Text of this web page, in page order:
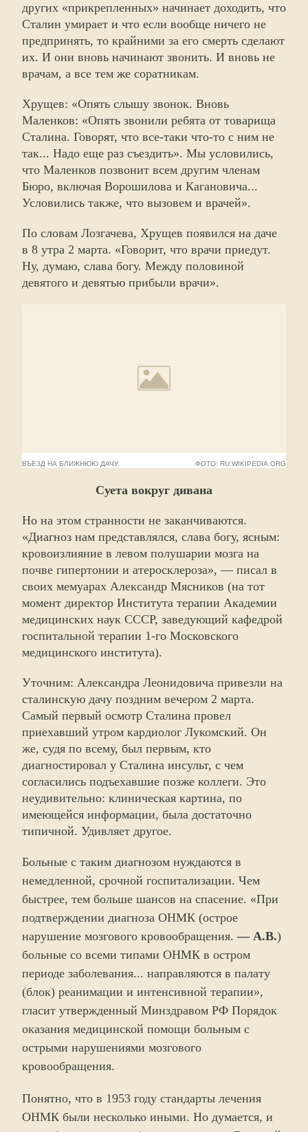
других «прикрепленных» начинает доходить, что
Сталин умирает и что если вообще ничего не
предпринять, то крайними за его смерть сделают
их. И они вновь начинают звонить. И вновь не
врачам, а все тем же соратникам.
Хрущев: «Опять слышу звонок. Вновь
Маленков: «Опять звонили ребята от товарища
Сталина. Говорят, что все-таки что-то с ним не
так... Надо еще раз съездить». Мы условились,
что Маленков позвонит всем другим членам
Бюро, включая Ворошилова и Кагановича...
Условились также, что вызовем и врачей».
По словам Лозгачева, Хрущев появился на даче
в 8 утра 2 марта. «Говорит, что врачи приедут.
Ну, думаю, слава богу. Между половиной
девятого и девятью прибыли врачи».
ВЪЕЗД НА БЛИЖНЮЮ ДАЧУ. ФОТО: RU.WIKIPEDIA.ORG
Суета вокруг дивана
Но на этом странности не заканчиваются.
«Диагноз нам представлялся, слава богу, ясным:
кровоизлияние в левом полушарии мозга на
почве гипертонии и атеросклероза», — писал в
своих мемуарах Александр Мясников (на тот
момент директор Института терапии Академии
медицинских наук СССР, заведующий кафедрой
госпитальной терапии 1-го Московского
медицинского института).
Уточним: Александра Леонидовича привезли на
сталинскую дачу поздним вечером 2 марта.
Самый первый осмотр Сталина провел
приехавший утром кардиолог Лукомский. Он
же, судя по всему, был первым, кто
диагностировал у Сталина инсульт, с чем
согласились подъехавшие позже коллеги. Это
неудивительно: клиническая картина, по
имеющейся информации, была достаточно
типичной. Удивляет другое.
Больные с таким диагнозом нуждаются в
немедленной, срочной госпитализации. Чем
быстрее, тем больше шансов на спасение. «При
подтверждении диагноза ОНМК (острое
нарушение мозгового кровообращения. — А.В.)
больные со всеми типами ОНМК в остром
периоде заболевания... направляются в палату
(блок) реанимации и интенсивной терапии»,
гласит утвержденный Минздравом РФ Порядок
оказания медицинской помощи больным с
острыми нарушениями мозгового
кровообращения.
Понятно, что в 1953 году стандарты лечения
ОНМК были несколько иными. Но думается, и